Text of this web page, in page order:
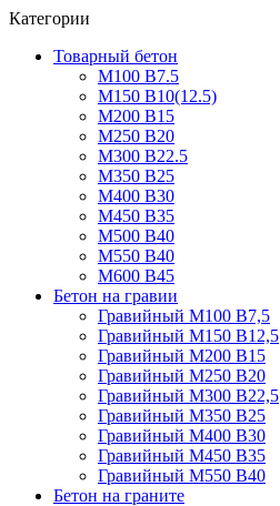
Категории
Товарный бетон
М100 В7.5
М150 В10(12.5)
М200 В15
М250 В20
М300 В22.5
М350 В25
М400 В30
М450 В35
М500 В40
М550 В40
М600 В45
Бетон на гравии
Гравийный М100 В7,5
Гравийный М150 В12,5
Гравийный М200 В15
Гравийный М250 В20
Гравийный М300 В22,5
Гравийный М350 В25
Гравийный М400 В30
Гравийный М450 В35
Гравийный М550 В40
Бетон на граните